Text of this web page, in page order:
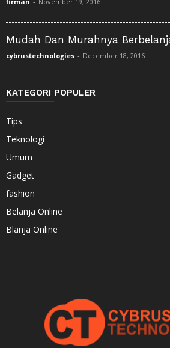
Mudah Dan Murahnya
cybrustechnologies - December 18, 2016
KATEGORI POPULER
Tips
Teknologi
Umum
Gadget
fashion
Belanja Online
Blanja Online